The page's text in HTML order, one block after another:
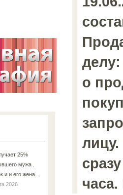
25%
мужа .
и и его жена...
2026
делу:
о